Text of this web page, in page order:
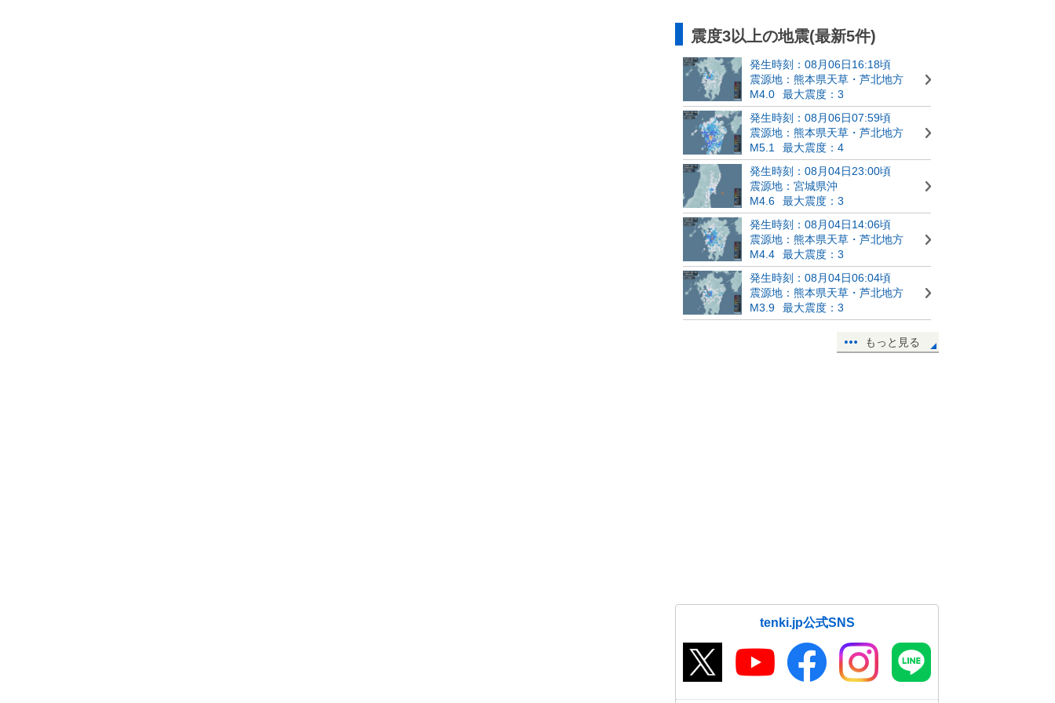
震度3以上の地震(最新5件)
発生時刻：08月06日16:18頃
震源地：熊本県天草・芦北地方
M4.0
最大震度：3
発生時刻：08月06日07:59頃
震源地：熊本県天草・芦北地方
M5.1
最大震度：4
発生時刻：08月04日23:00頃
震源地：宮城県沖
M4.6
最大震度：3
発生時刻：08月04日14:06頃
震源地：熊本県天草・芦北地方
M4.4
最大震度：3
発生時刻：08月04日06:04頃
震源地：熊本県天草・芦北地方
M3.9
最大震度：3
もっと見る
tenki.jp公式SNS